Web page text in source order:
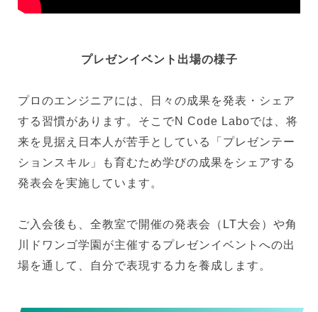
プレゼンイベント出場の様子
プロのエンジニアには、日々の成果を発表・シェア
する習慣があります。そこでN Code Laboでは、将
来を見据え日本人が苦手としている「プレゼンテー
ションスキル」も育むため学びの成果をシェアする
発表会を実施しています。
ご入会後も、全教室で開催の発表会（LT大会）や角
川ドワンゴ学園が主催するプレゼンイベントへの出
場を通して、自分で表現する力を養成します。